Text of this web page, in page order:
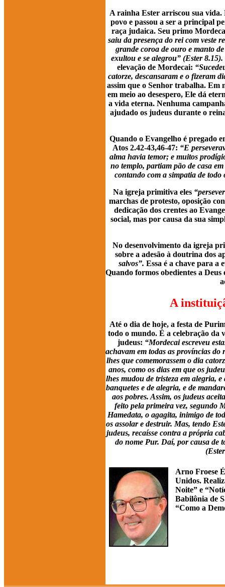
A rainha Ester arriscou sua vida.
povo e passou a ser a principal
raça judaica. Seu primo
saiu da presença do rei com veste
grande coroa de ouro e manto
exultou e se alegrou” (Ester 8.15).
elevação de Mordecai:
catorze, descansaram e o fizeram
assim que o Senhor trabalha. Em
em meio ao desespero, Ele dá
a vida eterna. Nenhuma
ajudado os judeus durante o
Quando o Evangelho é pregado
Atos 2.42-43,46-47: “E
alma havia temor; e muitos
no templo, partiam pão de casa
contando com a simpatia de todo
Na igreja primitiva eles
marchas de protesto, oposição
dedicação dos crentes ao
social, mas por causa da sua
No desenvolvimento da igreja
sobre a adesão à doutrina dos
salvos”. Essa é a chave para a
Quando formos obedientes a
A
Até o dia de hoje, a festa de
todo o mundo. É a celebração da
judeus: “Mordecai escreveu
achavam em todas as províncias do
lhes que comemorassem o dia
anos, como os dias em que os
lhes mudou de tristeza em alegria,
banquetes e de alegria, e de
aos pobres. Assim, os judeus
feito pela primeira vez, segundo
Hamedata, o agagita, inimigo de
os assolar e destruir. Mas, tendo
judeus, recaísse contra a própria
do nome Pur. Daí, por causa de
Arno Froese
Unidos.
Noite” e
Babilônia de
“Como a